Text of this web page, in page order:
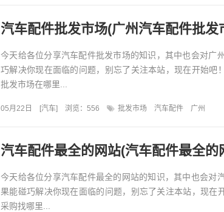
汽车配件批发市场(广州汽车配件批发
今天给各位分享汽车配件批发市场的知识，其中也会对广
巧解决你现在面临的问题，别忘了关注本站，现在开始吧
批发市场在哪里...
05月22日 [汽车] 浏览：556 批发市场 汽车配件 广州
汽车配件最全的网站(汽车配件最全的
今天给各位分享汽车配件最全的网站的知识，其中也会对
果能碰巧解决你现在面临的问题，别忘了关注本站，现在
采购找哪里...